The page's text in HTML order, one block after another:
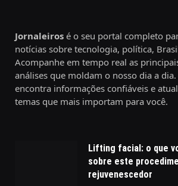
Jornaleiros é o seu portal completo
notícias sobre tecnologia, política,
Acompanhe em tempo real as
análises que moldam o nosso dia a
encontra informações confiáveis e
temas que mais importam para você.
Lifting facial: o que
sobre este
rejuvenescedor